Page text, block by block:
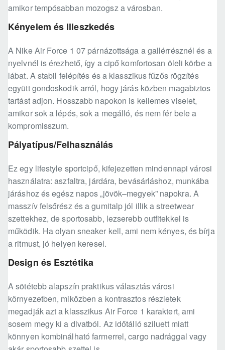
amikor tempósabban mozogsz a városban.
Kényelem és Illeszkedés
A Nike Air Force 1 07 párnázottsága a gallérrésznél és a
nyelvnél is érezhető, így a cipő komfortosan öleli körbe a
lábat. A stabil felépítés és a klasszikus fűzős rögzítés
együtt gondoskodik arról, hogy járás közben magabiztos
tartást adjon. Hosszabb napokon is kellemes viselet,
amikor sok a lépés, sok a megálló, és nem fér bele a
kompromisszum.
Pályatípus/Felhasználás
Ez egy lifestyle sportcipő, kifejezetten mindennapi városi
használatra: aszfaltra, járdára, bevásárláshoz, munkába
járáshoz és egész napos „jövök–megyek” napokra. A
masszív felsőrész és a gumitalp jól illik a streetwear
szettekhez, de sportosabb, lezserebb outfitekkel is
működik. Ha olyan sneaker kell, ami nem kényes, és bírja
a ritmust, jó helyen keresel.
Design és Esztétika
A sötétebb alapszín praktikus választás városi
környezetben, miközben a kontrasztos részletek
megadják azt a klasszikus Air Force 1 karaktert, ami
sosem megy ki a divatból. Az időtálló sziluett miatt
könnyen kombinálható farmerrel, cargo nadrággal vagy